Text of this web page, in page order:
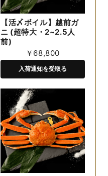
【活〆ボイル】越前ガ
ニ (超特大・2~2.5人
前)
￥68,800
入荷通知を受取る